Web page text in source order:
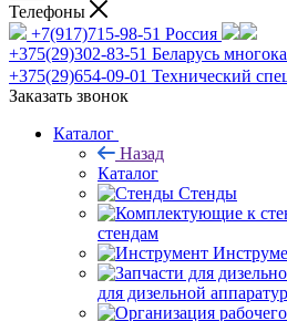
Телефоны
+7(917)715-98-51 Россия
+375(29)302-83-51 Беларусь
+375(29)654-09-01 Технический
Заказать звонок
Каталог
Назад
Каталог
Стенды
стендам
для дизельной